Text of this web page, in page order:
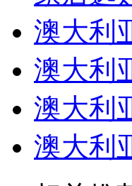
澳大利
澳大利
澳大利
澳大利